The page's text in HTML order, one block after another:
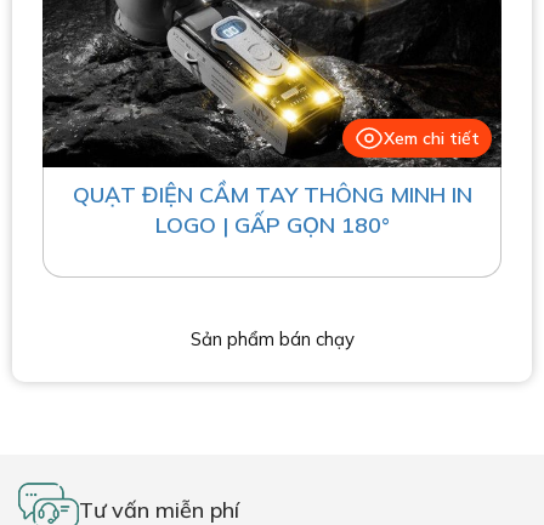
Sản phẩm bán chạy
Xem chi tiết
QUẠT ĐIỆN CẦM TAY THÔNG MINH IN
LOGO | GẤP GỌN 180°
Tư vấn miễn phí